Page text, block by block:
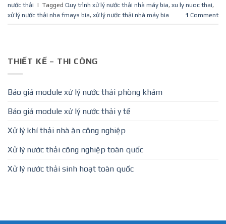
nước thải | Tagged Quy trình xử lý nước thải nhà máy bia, xu ly nuoc thai,
xử lý nước thải nha fmays bia, xử lý nước thải nhà máy bia 1 Comment
THIẾT KẾ – THI CÔNG
Báo giá module xử lý nước thải phòng khám
Báo giá module xử lý nước thải y tế
Xử lý khí thải nhà ăn công nghiệp
Xử lý nước thải công nghiệp toàn quốc
Xử lý nước thải sinh hoạt toàn quốc